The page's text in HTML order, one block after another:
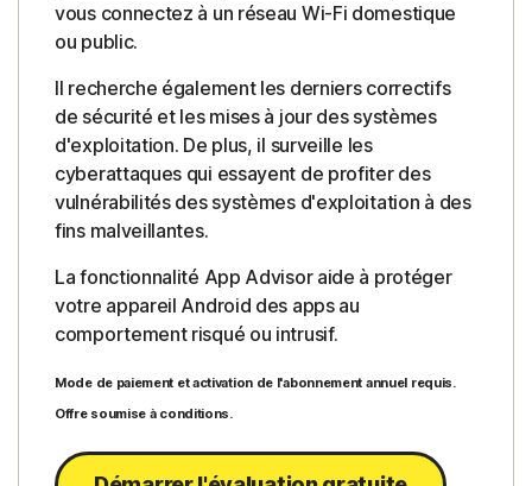
vous connectez à un réseau Wi-Fi domestique
ou public.
Il recherche également les derniers correctifs
de sécurité et les mises à jour des systèmes
d'exploitation. De plus, il surveille les
cyberattaques qui essayent de profiter des
vulnérabilités des systèmes d'exploitation à des
fins malveillantes.
La fonctionnalité App Advisor aide à protéger
votre appareil Android des apps au
comportement risqué ou intrusif.
Mode de paiement et activation de l'abonnement annuel requis.
Offre soumise à conditions.